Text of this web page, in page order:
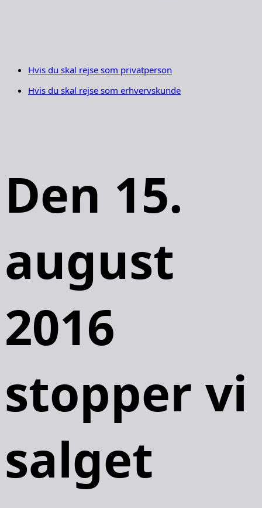
Hvis du skal rejse som privatperson
Hvis du skal rejse som erhvervskunde
Den 15.
august
2016
stopper vi
salget